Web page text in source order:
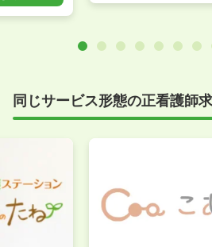
同じサービス形態の正看護師